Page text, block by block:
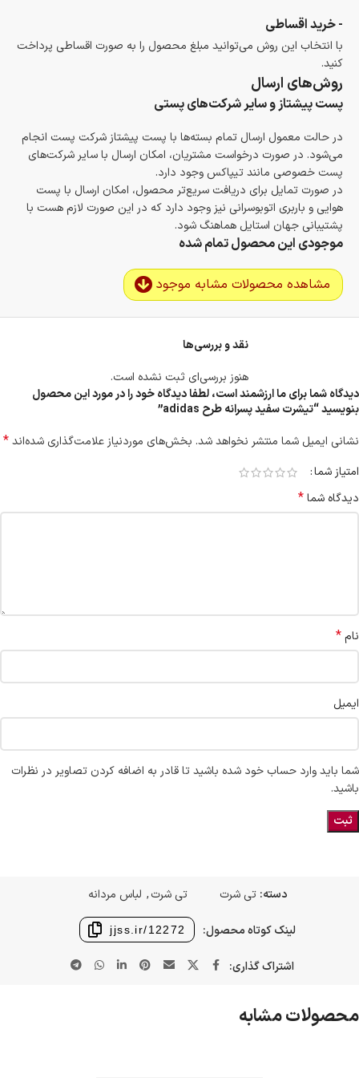
- خرید اقساطی
با انتخاب این روش می‌توانید مبلغ محصول را به صورت اقساطی پرداخت
کنید.
روش‌های ارسال
پست پیشتاز و سایر شرکت‌های پستی
در حالت معمول ارسال تمام بسته‌ها با پست پیشتاز شرکت پست انجام
می‌شود. در صورت درخواست مشتریان، امکان ارسال با سایر شرکت‌های
پست خصوصی مانند تیپاکس وجود دارد.
در صورت تمایل برای دریافت سریع‌تر محصول، امکان ارسال با پست
هوایی و باربری اتوبوسرانی نیز وجود دارد که در این صورت لازم هست با
پشتیبانی جهان استایل هماهنگ شود.
موجودی این محصول تمام شده
مشاهده محصولات مشابه موجود
نقد و بررسی‌ها
هنوز بررسی‌ای ثبت نشده است.
دیدگاه شما برای ما ارزشمند است، لطفا دیدگاه خود را در مورد این محصول
بنویسید “تیشرت سفید پسرانه طرح adidas”
نشانی ایمیل شما منتشر نخواهد شد. بخش‌های موردنیاز علامت‌گذاری شده‌اند*
امتیاز شما
دیدگاه شما*
نام*
ایمیل
شما باید وارد حساب خود شده باشید تا قادر به اضافه کردن تصاویر در نظرات
باشید.
دسته: تی شرت تی شرت, لباس مردانه
لینک کوتاه محصول: jjss.ir/12272
اشتراک گذاری:
محصولات مشابه